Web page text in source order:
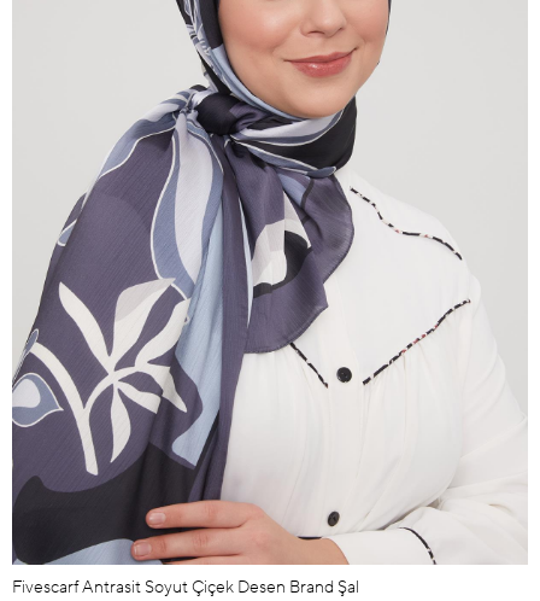
Fivescarf Antrasit Soyut Çiçek Desen Brand Şal